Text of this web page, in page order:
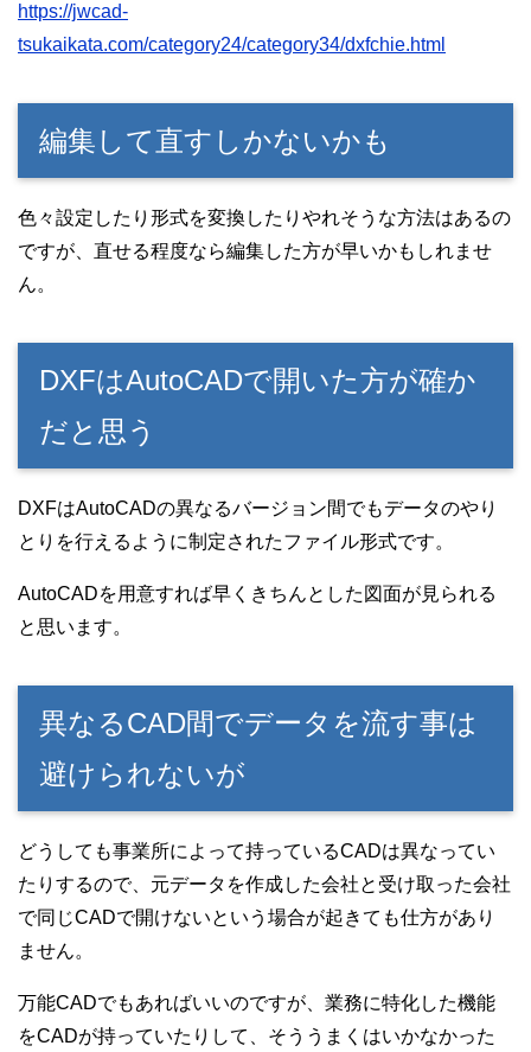
https://jwcad-
tsukaikata.com/category24/category34/dxfchie.html
編集して直すしかないかも
色々設定したり形式を変換したりやれそうな方法はあるの
ですが、直せる程度なら編集した方が早いかもしれませ
ん。
DXFはAutoCADで開いた方が確か
だと思う
DXFはAutoCADの異なるバージョン間でもデータのやり
とりを行えるように制定されたファイル形式です。
AutoCADを用意すれば早くきちんとした図面が見られる
と思います。
異なるCAD間でデータを流す事は
避けられないが
どうしても事業所によって持っているCADは異なってい
たりするので、元データを作成した会社と受け取った会社
で同じCADで開けないという場合が起きても仕方があり
ません。
万能CADでもあればいいのですが、業務に特化した機能
をCADが持っていたりして、そううまくはいかなかった